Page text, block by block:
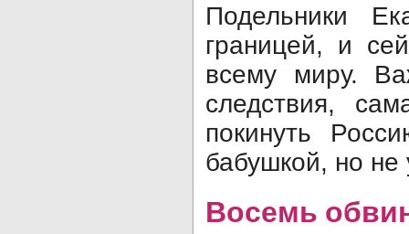
Подельники
границей, и
всему миру.
следствия,
покинуть
бабушкой, но не
Восемь